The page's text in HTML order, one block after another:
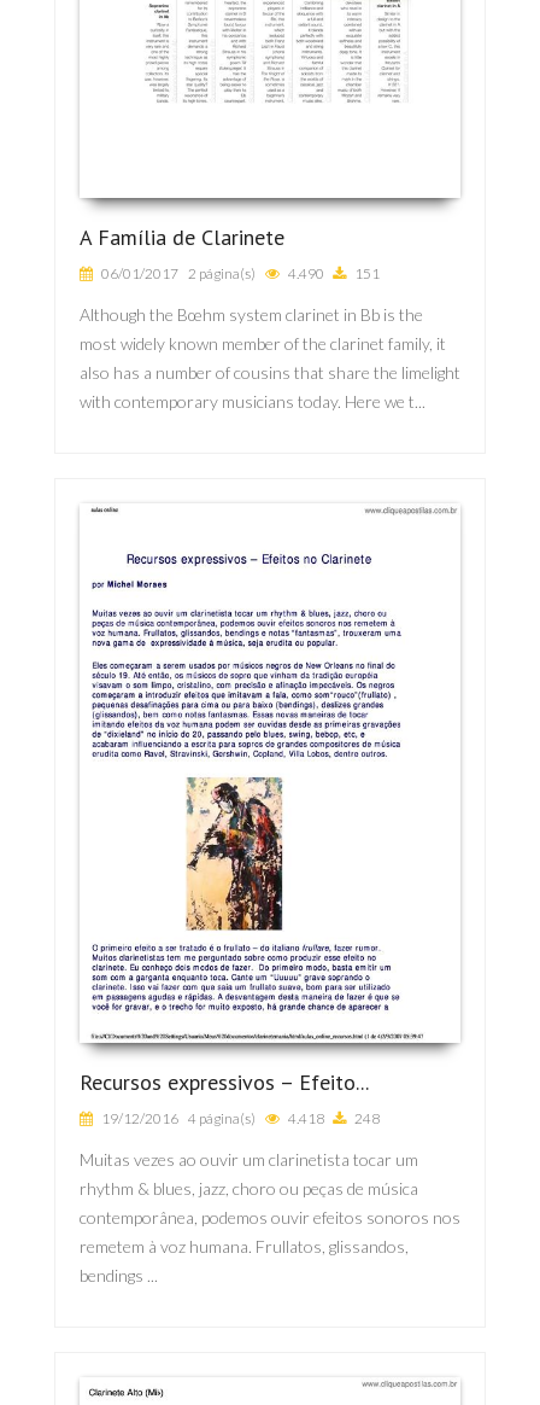
A Família de Clarinete
06/01/2017 2 página(s) 4.490 151
Although the Bœhm system clarinet in Bb is the
most widely known member of the clarinet family, it
also has a number of cousins that share the limelight
with contemporary musicians today. Here we t...
Recursos expressivos – Efeito...
19/12/2016 4 página(s) 4.418 248
Muitas vezes ao ouvir um clarinetista tocar um
rhythm & blues, jazz, choro ou peças de música
contemporânea, podemos ouvir efeitos sonoros nos
remetem à voz humana. Frullatos, glissandos,
bendings ...